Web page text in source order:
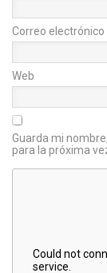
Correo electrónico
Web
Guarda mi
para la próxima